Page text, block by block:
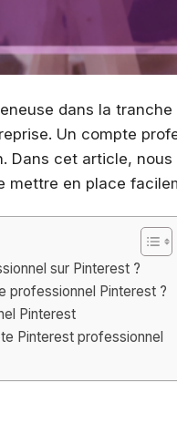
dans la
Un compte
cet article,
mettre en place
sur Pinterest ?
professionnel Pinterest ?
Pinterest
Pinterest professionnel